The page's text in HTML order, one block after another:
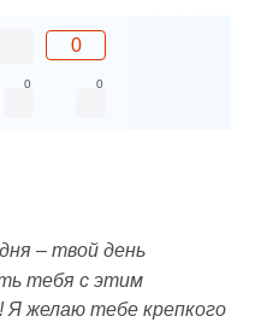
0
0 0
– твой день
тебя с этим
Я желаю тебе крепкого